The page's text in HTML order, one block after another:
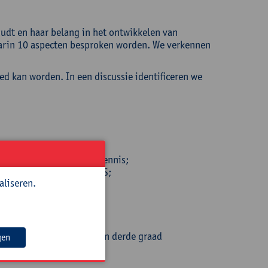
en haar belang in het ontwikkelen van
10 aspecten besproken worden. We verkennen
kan worden. In een discussie identificeren we
wetenschappelijke kennis;
aanbrengen van NoS;
te ontwikkelen.
van de tweede en derde graad